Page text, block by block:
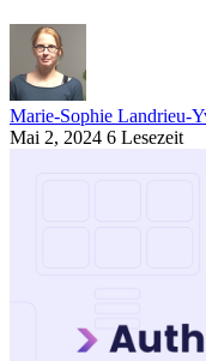
Marie-Sophie Landrieu-
Mai 2, 2024 6 Lesezeit